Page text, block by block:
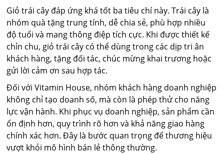
Giỏ trái cây đáp ứng khá tốt ba tiêu chí này. Trái cây là
nhóm quà tặng trung tính, dễ chia sẻ, phù hợp nhiều
độ tuổi và mang thông điệp tích cực. Khi được thiết kế
chỉn chu, giỏ trái cây có thể dùng trong các dịp tri ân
khách hàng, tặng đối tác, chúc mừng khai trương hoặc
gửi lời cảm ơn sau hợp tác.
Đối với Vitamin House, nhóm khách hàng doanh nghiệp
không chỉ tạo doanh số, mà còn là phép thử cho năng
lực vận hành. Khi phục vụ doanh nghiệp, sản phẩm cần
ổn định hơn, quy trình rõ hơn và khả năng giao hàng
chính xác hơn. Đây là bước quan trọng để thương hiệu
vượt khỏi mô hình bán lẻ thông thường.